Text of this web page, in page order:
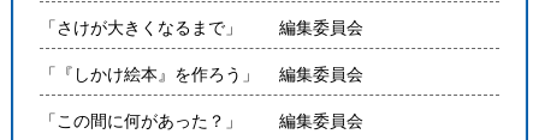
「さけが大きくなるまで」 編集委員会
「『しかけ絵本』を作ろう」 編集委員会
「この間に何があった？」 編集委員会